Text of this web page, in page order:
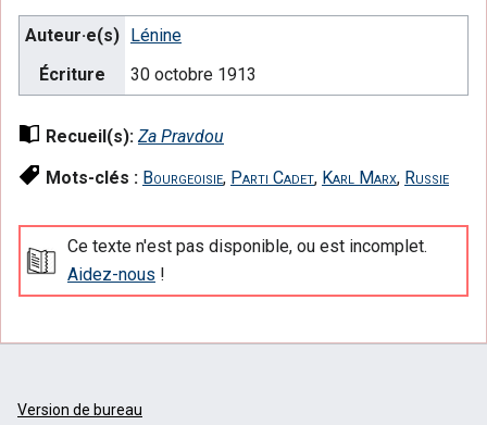
Auteur·e(s)
Lénine
Écriture
30 octobre 1913
Recueil(s): Za Pravdou
Mots-clés : Bourgeoisie, Parti Cadet, Karl Marx, Russie
Ce texte n'est pas disponible, ou est incomplet.
Aidez-nous !
Version de bureau